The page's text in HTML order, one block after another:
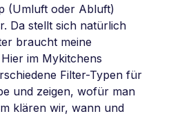
(Umluft oder Abluft)
Da stellt sich natürlich
braucht meine
im Mykitchens
Filter-Typen für
und zeigen, wofür man
klären wir, wann und